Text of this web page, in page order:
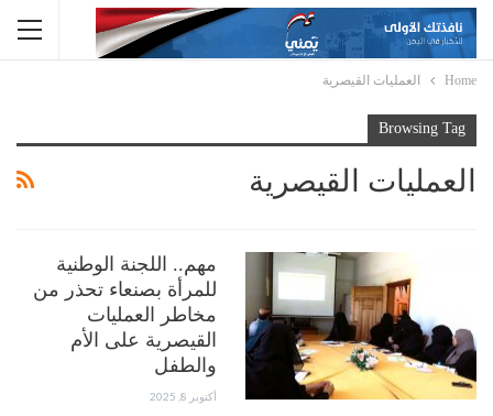
Home العمليات القيصرية
Browsing Tag
العمليات القيصرية
مهم.. اللجنة الوطنية
للمرأة بصنعاء تحذر من
مخاطر العمليات
القيصرية على الأم
والطفل
أكتوبر 8, 2025